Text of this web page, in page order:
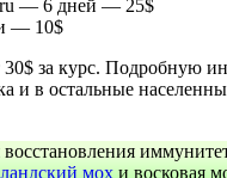
— 6 дней — 25$
— 10$
за курс. Подробную
и в остальные
мох и восковая